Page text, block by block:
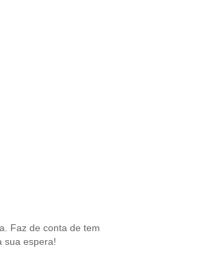
Faz de conta de tem
sua espera!